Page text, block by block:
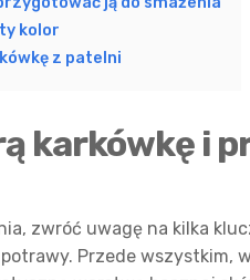
kolor
z patelni
karkówkę i
zwróć uwagę na kilka
Przede wszystkim,